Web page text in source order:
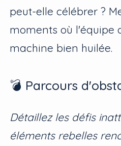
peut-elle célébrer ?
moments où l'équipe
machine bien huilée.
💣 Parcours
Détaillez les défis
éléments rebelles